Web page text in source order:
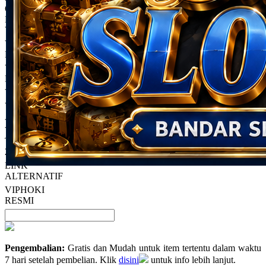
Read
Reviews.
Tautan
halaman
yang
sama.
Only%1left
HT OFFICIAL
VIPHOKI
VIPHOKI
LOGIN
VIPHOKI
DAFTAR
VIPHOKI LINK
VIPHOKI LINK
ALTERNATIF
VIPHOKI
TERPOPULER
2026
LINK
ALTERNATIF
VIPHOKI
RESMI
Pengembalian: Gratis dan Mudah untuk item tertentu dalam waktu
7 hari setelah pembelian. Klik disini untuk info lebih lanjut.